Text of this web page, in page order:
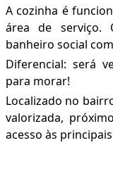
A cozinha é
área de serviço.
banheiro social
Diferencial: será
para morar!
Localizado no
valorizada,
acesso às